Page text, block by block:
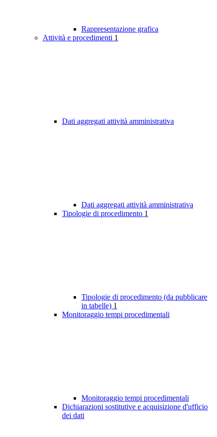
Rappresentazione grafica
Attività e procedimenti 1
Dati aggregati attività amministrativa
Dati aggregati attività amministrativa
Tipologie di procedimento 1
Tipologie di procedimento (da pubblicare
in tabelle) 1
Monitoraggio tempi procedimentali
Monitoraggio tempi procedimentali
Dichiarazioni sostitutive e acquisizione d'ufficio
dei dati